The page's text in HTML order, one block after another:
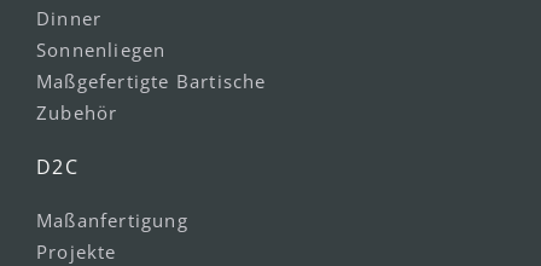
Dinner
Sonnenliegen
Maßgefertigte Bartische
Zubehör
D2C
Maßanfertigung
Projekte